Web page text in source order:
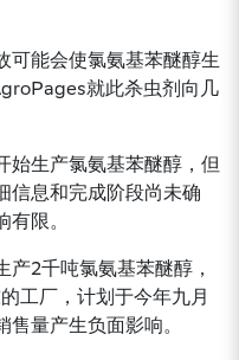
可能会使氯氨基苯醚醇生
就此杀虫剂向几
始生产氯氨基苯醚醇，但
信息和完成阶段尚未确
限。
2千吨氯氨基苯醚醇，
工厂，计划于今年九月
量产生负面影响。